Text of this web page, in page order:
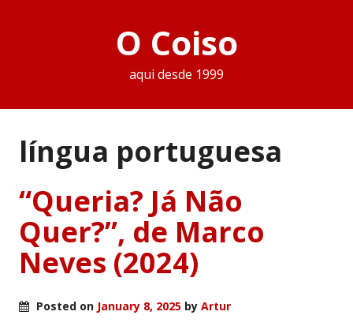
O Coiso
aqui desde 1999
língua portuguesa
“Queria? Já Não
Quer?”, de Marco
Neves (2024)
Posted on January 8, 2025 by Artur